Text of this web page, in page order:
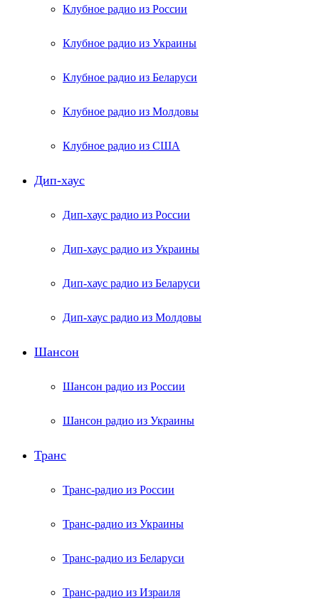
Клубное радио из России
Клубное радио из Украины
Клубное радио из Беларуси
Клубное радио из Молдовы
Клубное радио из США
Дип-хаус
Дип-хаус радио из России
Дип-хаус радио из Украины
Дип-хаус радио из Беларуси
Дип-хаус радио из Молдовы
Шансон
Шансон радио из России
Шансон радио из Украины
Транс
Транс-радио из России
Транс-радио из Украины
Транс-радио из Беларуси
Транс-радио из Израиля